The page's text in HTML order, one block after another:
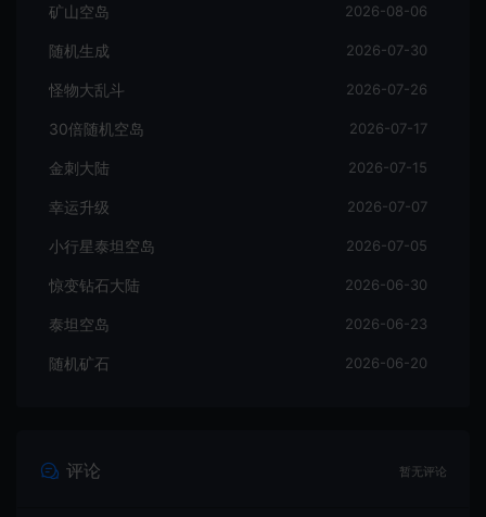
矿山空岛 2026-08-06
随机生成 2026-07-30
怪物大乱斗 2026-07-26
30倍随机空岛 2026-07-17
金刺大陆 2026-07-15
幸运升级 2026-07-07
小行星泰坦空岛 2026-07-05
惊变钻石大陆 2026-06-30
泰坦空岛 2026-06-23
随机矿石 2026-06-20
评论 暂无评论